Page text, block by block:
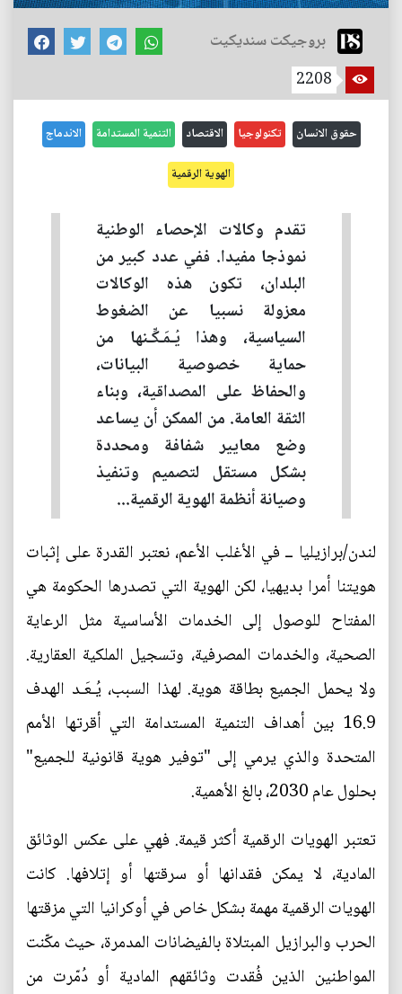
بروجيكت سنديكيت
2208
حقوق الانسان تكنولوجيا الاقتصاد التنمية المستدامة الاندماج
الهوية الرقمية
تقدم وكالات الإحصاء الوطنية
نموذجا مفيدا. ففي عدد كبير من
البلدان، تكون هذه الوكالات
معزولة نسبيا عن الضغوط
السياسية، وهذا يُـمَـكِّـنها من
حماية خصوصية البيانات،
والحفاظ على المصداقية، وبناء
الثقة العامة. من الممكن أن يساعد
وضع معايير شفافة ومحددة
بشكل مستقل لتصميم وتنفيذ
وصيانة أنظمة الهوية الرقمية...
لندن/برازيليا ــ في الأغلب الأعم، نعتبر القدرة على إثبات
هويتنا أمرا بديهيا، لكن الهوية التي تصدرها الحكومة هي
المفتاح للوصول إلى الخدمات الأساسية مثل الرعاية
الصحية، والخدمات المصرفية، وتسجيل الملكية العقارية.
ولا يحمل الجميع بطاقة هوية. لهذا السبب، يُـعَـد الهدف
16.9 بين أهداف التنمية المستدامة التي أقرتها الأمم
المتحدة والذي يرمي إلى "توفير هوية قانونية للجميع"
بحلول عام 2030، بالغ الأهمية.
تعتبر الهويات الرقمية أكثر قيمة. فهي على عكس الوثائق
المادية، لا يمكن فقدانها أو سرقتها أو إتلافها. كانت
الهويات الرقمية مهمة بشكل خاص في أوكرانيا التي مزقتها
الحرب والبرازيل المبتلاة بالفيضانات المدمرة، حيث مكّنت
المواطنين الذين فُقدت وثائقهم المادية أو دُمّرت من